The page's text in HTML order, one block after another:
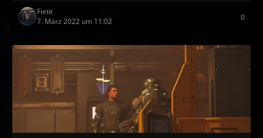
Fiete
7. März 2022 um 11:02
0